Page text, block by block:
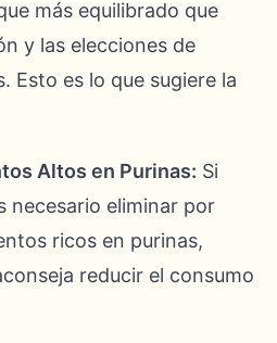
más equilibrado que
y las elecciones de
Esto es lo que sugiere la
Altos en Purinas: Si
necesario eliminar por
ricos en purinas,
reducir el consumo